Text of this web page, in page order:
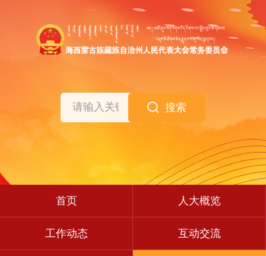
搜索
首页 人大概览
工作动态 互动交流